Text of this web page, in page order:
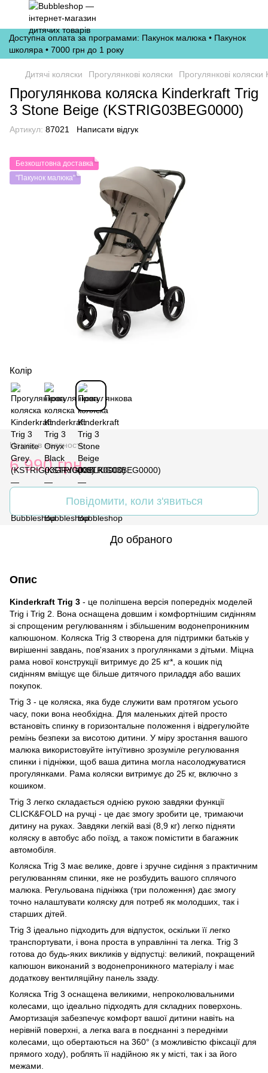
Доступна оплата за програмами: Пакунок малюка • Пакунок
школяра • 7000 грн до 1 року
Дитячі коляски Прогулянкові коляски Прогулянкові
Прогулянкова коляска Kinderkraft Trig
3 Stone Beige (KSTRIG03BEG0000)
Артикул: 87021 Написати відгук
Безкоштовна доставка
"Пакунок малюка"
Колір
Немає в наявності
6 990 грн
Повідомити, коли з'явиться
До обраного
Опис
Kinderkraft Trig 3 - це поліпшена версія попередніх моделей
Trig і Trig 2. Вона оснащена довшим і комфортнішим сидінням
зі спрощеним регулюванням і збільшеним водонепроникним
капюшоном. Коляска Trig 3 створена для підтримки батьків у
вирішенні завдань, пов'язаних з прогулянками з дітьми. Міцна
рама нової конструкції витримує до 25 кг*, а кошик під
сидінням вміщує ще більше дитячого приладдя або ваших
покупок.
Trig 3 - це коляска, яка буде служити вам протягом усього
часу, поки вона необхідна. Для маленьких дітей просто
встановіть спинку в горизонтальне положення і відрегулюйте
ремінь безпеки за висотою дитини. У міру зростання вашого
малюка використовуйте інтуїтивно зрозуміле регулювання
спинки і підніжки, щоб ваша дитина могла насолоджуватися
прогулянками. Рама коляски витримує до 25 кг, включно з
кошиком.
Trig 3 легко складається однією рукою завдяки функції
CLICK&FOLD на ручці - це дає змогу зробити це, тримаючи
дитину на руках. Завдяки легкій вазі (8,9 кг) легко підняти
коляску в автобус або поїзд, а також помістити в багажник
автомобіля.
Коляска Trig 3 має велике, довге і зручне сидіння з практичним
регулюванням спинки, яке не розбудить вашого сплячого
малюка. Регульована підніжка (три положення) дає змогу
точно налаштувати коляску для потреб як молодших, так і
старших дітей.
Trig 3 ідеально підходить для відпусток, оскільки її легко
транспортувати, і вона проста в управлінні та легка. Trig 3
готова до будь-яких викликів у відпустці: великий, покращений
капюшон виконаний з водонепроникного матеріалу і має
додаткову вентиляційну панель ззаду.
Коляска Trig 3 оснащена великими, непроколювальними
колесами, що ідеально підходять для складних поверхонь.
Амортизація забезпечує комфорт вашої дитини навіть на
нерівній поверхні, а легка вага в поєднанні з передніми
колесами, що обертаються на 360° (з можливістю фіксації для
прямого ходу), роблять її надійною як у місті, так і за його
межами.